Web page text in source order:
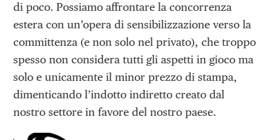
di poco. Possiamo affrontare la concorrenza
estera con un’opera di sensibilizzazione verso la
committenza (e non solo nel privato), che troppo
spesso non considera tutti gli aspetti in gioco ma
solo e unicamente il minor prezzo di stampa,
dimenticando l’indotto indiretto creato dal
nostro settore in favore del nostro paese.